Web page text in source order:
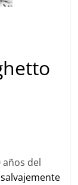
del
salvajemente